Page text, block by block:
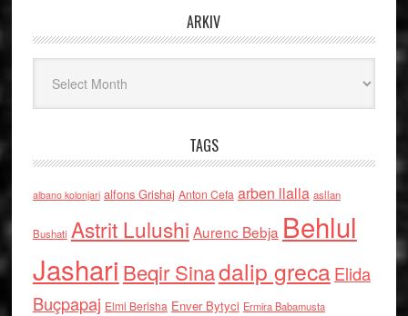
ARKIV
TAGS
albano kolonjari alfons Grishaj Anton Cefa arben llalla asllan
Bushati Astrit Lulushi Aurenc Bebja Behlul
Jashari Beqir Sinadalip grecaElida
Buçpapaj Elmi Berisha Enver Bytyci Ermira Babamusta